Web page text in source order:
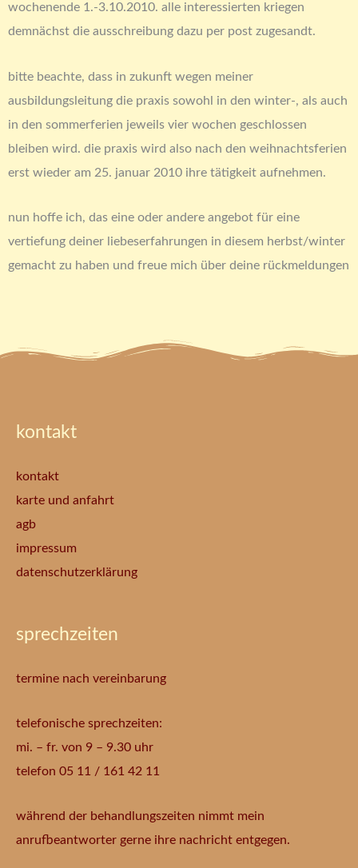
wochenende 1.-3.10.2010. alle interessierten kriegen
demnächst die ausschreibung dazu per post zugesandt.
bitte beachte, dass in zukunft wegen meiner
ausbildungsleitung die praxis sowohl in den winter-, als auch
in den sommerferien jeweils vier wochen geschlossen
bleiben wird. die praxis wird also nach den weihnachtsferien
erst wieder am 25. januar 2010 ihre tätigkeit aufnehmen.
nun hoffe ich, das eine oder andere angebot für eine
vertiefung deiner liebeserfahrungen in diesem herbst/winter
gemacht zu haben und freue mich über deine rückmeldungen
kontakt
kontakt
karte und anfahrt
agb
impressum
datenschutzerklärung
sprechzeiten
termine nach vereinbarung
telefonische sprechzeiten:
mi. – fr. von 9 – 9.30 uhr
telefon 05 11 / 161 42 11
während der behandlungszeiten nimmt mein
anrufbeantworter gerne ihre nachricht entgegen.